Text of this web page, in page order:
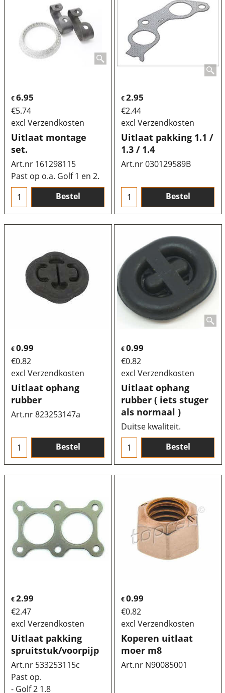
€6.95
€5.74
excl Verzendkosten
Uitlaat montage
set.
Art.nr 161298115
Past op o.a. Golf 1 en 2.
Bestel
€2.95
€2.44
excl Verzendkosten
Uitlaat pakking 1.1 /
1.3 / 1.4
Art.nr 030129589B
Bestel
€0.99
€0.82
excl Verzendkosten
Uitlaat ophang
rubber
Art.nr 823253147a
Bestel
€0.99
€0.82
excl Verzendkosten
Uitlaat ophang
rubber ( iets stuger
als normaal )
Duitse kwaliteit.
Bestel
€2.99
€2.47
excl Verzendkosten
Uitlaat pakking
spruitstuk/voorpijp
Art.nr 533253115c
Past op.
- Golf 2 1.8
€0.99
€0.82
excl Verzendkosten
Koperen uitlaat
moer m8
Art.nr N90085001